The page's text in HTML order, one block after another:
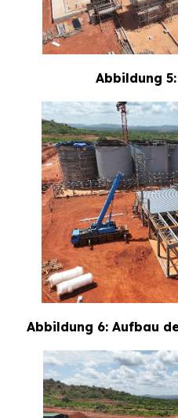
Abbildung
Abbildung 6: Aufbau